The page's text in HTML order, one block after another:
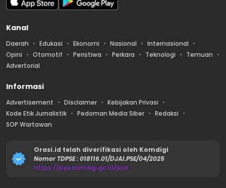
Kanal
Daerah Edukasi Ekonomi Nasional
Internasional
Opini
Otomotif Peristiwa Perkara Teknologi
Temuan
Advertorial
Informasi
Advertisement Disclaimer
Kebijakan Privasi
Kode Etik Jurnalistik
Pedoman Media Siber
Redaksi
SOP Wartawan
Orasi.id telah diverifikasi oleh Komdigi
Nomor TDPSE : 018116.01/DJAI.PSE/04/2025
https://pse.komdigi.go.id/pse